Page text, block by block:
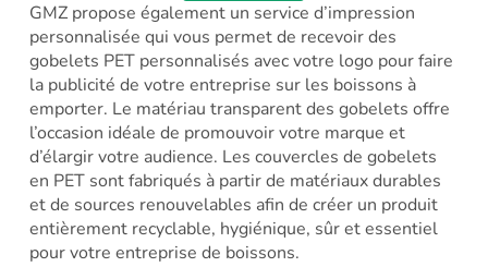
GMZ propose également un service d’impression
personnalisée qui vous permet de recevoir des
gobelets PET personnalisés avec votre logo pour faire
la publicité de votre entreprise sur les boissons à
emporter. Le matériau transparent des gobelets offre
l’occasion idéale de promouvoir votre marque et
d’élargir votre audience. Les couvercles de gobelets
en PET sont fabriqués à partir de matériaux durables
et de sources renouvelables afin de créer un produit
entièrement recyclable, hygiénique, sûr et essentiel
pour votre entreprise de boissons.